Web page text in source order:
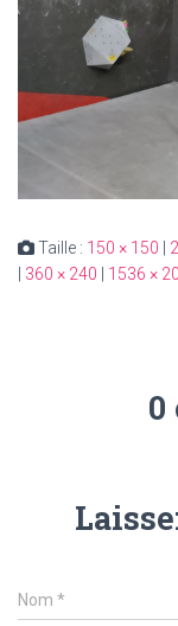
Taille : 150 × 150
360 × 240 1536 ×
0
Nom *